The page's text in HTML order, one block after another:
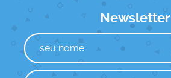
Newsletter